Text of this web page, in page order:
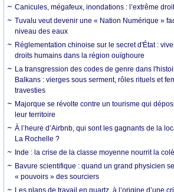
Canicules, mégafeux, inondations : l’extrême
Tuvalu veut devenir une « Nation Numérique »
niveau des eaux
Réglementation chinoise sur le secret d'État :
droits humains dans la région ouïghoure
La transgression des codes de genre dans
Balkans : vierges sous serment, rôles rituels et
travesties
Majorque se révolte contre un tourisme qui
leur territoire
À l’heure d’Airbnb, qui sont les gagnants de la
La Rochelle ?
Inde : la crise de la classe moyenne nourrit la
Bavure scientifique : quand un grand physicien
« pouvoirs » des sourciers
Les plans de travail en quartz, à l’origine d’une